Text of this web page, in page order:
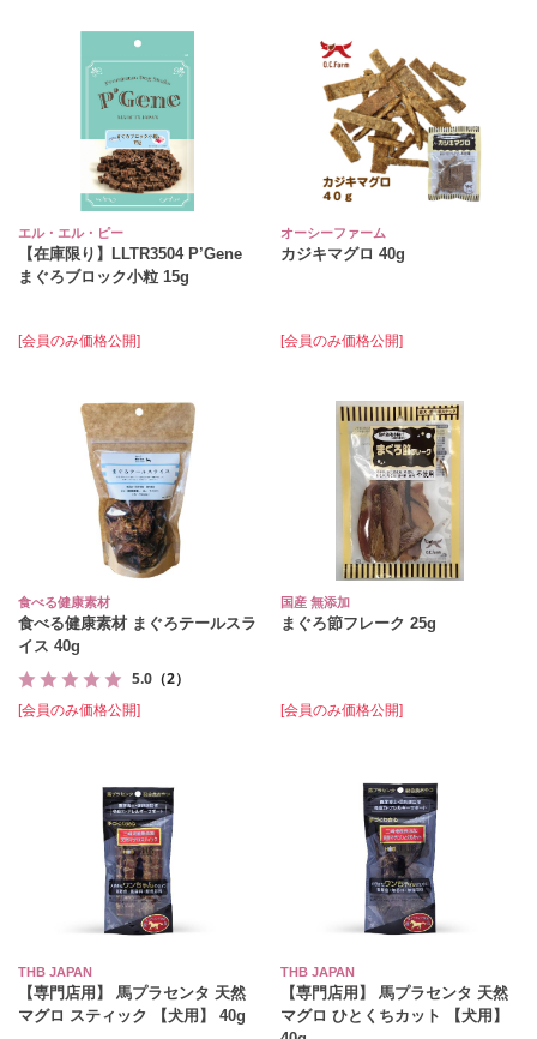
エル・エル・ピー
【在庫限り】LLTR3504 P’Gene
まぐろブロック小粒 15g
[会員のみ価格公開]
オーシーファーム
カジキマグロ 40g
[会員のみ価格公開]
食べる健康素材
食べる健康素材 まぐろテールスラ
イス 40g
5.0 （2）
[会員のみ価格公開]
国産 無添加
まぐろ節フレーク 25g
[会員のみ価格公開]
THB JAPAN
【専門店用】 馬プラセンタ 天然
マグロ スティック 【犬用】 40g
THB JAPAN
【専門店用】 馬プラセンタ 天然
マグロ ひとくちカット 【犬用】